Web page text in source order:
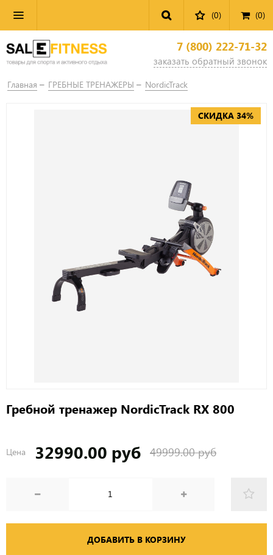
(0) (0)
7 (800) 222-71-32
заказать обратный звонок
Главная ГРЕБНЫЕ ТРЕНАЖЕРЫ NordicTrack
СКИДКА 34%
Гребной тренажер NordicTrack RX 800
Цена 32990.00 руб 49999.00 руб
ДОБАВИТЬ В КОРЗИНУ